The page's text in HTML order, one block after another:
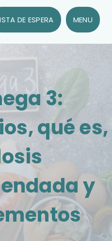
DE ESPERA MENU
3:
qué es,
y